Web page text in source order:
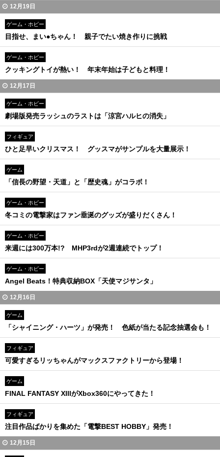
12月19日
ゲーム・ホビー
目指せ、まい●ちゃん！ 親子でたい焼き作りに挑戦
ゲーム・ホビー
クッキングトイが熱い！ 年末年始は子どもと料理！
12月17日
ゲーム・ホビー
劇場版発売ラッシュのラストは「涼宮ハルヒの消失」
フィギュア
ひと足早いクリスマス！ グッスマがサンプルを大量展示！
ゲーム
「信長の野望・天道」と「歴史魂」がコラボ！
ゲーム・ホビー
冬コミの電撃家はファン垂涎のグッズが盛りだくさん！
ゲーム・ホビー
来週には300万本!? MHP3rdが2週連続でトップ！
ゲーム・ホビー
Angel Beats！特典収納BOX「天使マジサンタ」
12月16日
ゲーム
「シャイニング・ハーツ」が発売！ 色紙が当たる記念抽選会も！
フィギュア
可愛すぎるリッちゃんがマックスファクトリーから登場！
ゲーム
FINAL FANTASY XIIIがXbox360にやってきた！
フィギュア
注目作品ばかりを集めた「電撃BEST HOBBY」発売！
12月15日